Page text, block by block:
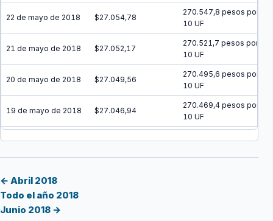
22 de mayo de 2018 $27.054,78
270.547,8 pesos por
10 UF
21 de mayo de 2018 $27.052,17
270.521,7 pesos por
10 UF
20 de mayo de 2018 $27.049,56
270.495,6 pesos por
10 UF
19 de mayo de 2018 $27.046,94
270.469,4 pesos por
10 UF
18 de mayo de 2018 $27.044,33
16 de mayo de 2018
← Abril 2018
Todo el año 2018
Junio 2018 →